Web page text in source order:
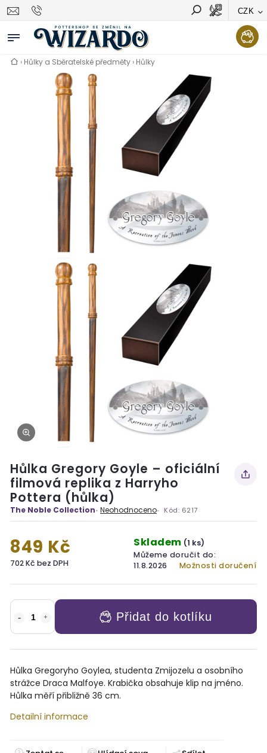
CZK
Vyhledávání Hledat
› Hůlky a Sběratelské předměty › Hůlky
Hůlka Gregory Goyle – oficiální
filmová replika z Harryho
Pottera (hůlka)
The Noble Collection Neohodnoceno Kód: 6217
849 Kč
702 Kč bez DPH
Skladem (1 ks)
Můžeme doručit do:
11.8.2026
Možnosti doručení
Přidat do kotlíku
Hůlka Gregoryho Goylea, studenta Zmijozelu a osobního
strážce Draca Malfoye. Krabička obsahuje klip na jméno.
Hůlka měří přibližně 36 cm.
Detailní informace